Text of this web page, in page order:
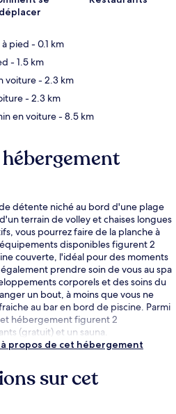
déplacer
à pied - 0.1 km
- 1.5 km
voiture- 2.3 km
- 2.3 km
en voiture- 8.5 km
de détente niché au bord d'une plage
terrain de volley et chaises longues
vous pourrez faire de la planche à
disponibles figurent 2
couverte, l'idéal pour des moments
prendre soin de vous au spa
corporels et des soins du
un bout, à moins que vous ne
au bar en bord de piscine. Parmi
hébergement figurent 2
(gratuit) et un sauna.
propos de cet hébergement
sur cet